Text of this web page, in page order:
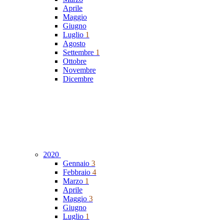
Aprile
Maggio
Giugno
Luglio 1
Agosto
Settembre 1
Ottobre
Novembre
Dicembre
2020
Gennaio 3
Febbraio 4
Marzo 1
Aprile
Maggio 3
Giugno
Luglio 1